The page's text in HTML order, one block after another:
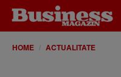
HOME ACTUALITATE